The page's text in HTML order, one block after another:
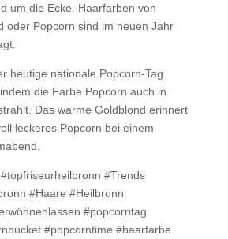
um die Ecke. Haarfarben von
oder Popcorn sind im neuen Jahr
heutige nationale Popcorn-Tag
die Farbe Popcorn auch in
Das warme Goldblond erinnert
leckeres Popcorn bei einem
#Trends
#Haare #Heilbronn
#popcorntag
#popcorntime #haarfarbe